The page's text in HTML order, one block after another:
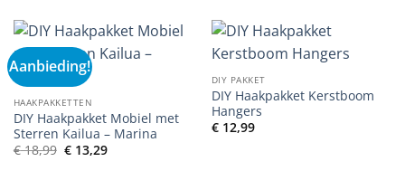
Aanbieding!
HAAKPAKKETTEN
DIY Haakpakket Mobiel met
Sterren Kailua – Marina
€18,99 Oorspronkelijke
prijs
€13,29Huidige
DIY PAKKET
DIY Haakpakket Kerstboom
Hangers
€12,99